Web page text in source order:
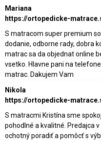
Mariana
https://ortopedicke-
S matracom super premium
dodanie, odborne rady, dobra
matrac sa da objednat online
vsetko. Hlavne pani na
matrac. Dakujem Vam
Nikola
https://ortopedicke-
S matracmi Kristína sme
pohodlné a kvalitné. Predajca
ochotný poradiť a pomôcť s